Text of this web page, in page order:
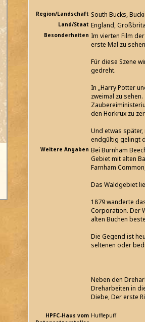
Region/Landschaft South Bucks,
Land/Staat England,
Besonderheiten Im vierten Film
erste Mal zu
Für diese Szene
gedreht.
In „Harry Potter
zweimal zu
den Horkrux zu
Und etwas
endgültig gelingt
Weitere Angaben Bei Burnham
Gebiet mit alten
Farnham
Das Waldgebiet
1879 wanderte
Corporation. Der
alten Buchen
Die Gegend ist
seltenen oder
Neben den
Dreharbeiten in
Diebe, Der erste
HPFC-Haus vom Hufflepuff